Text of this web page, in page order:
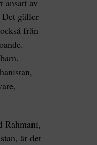
ansatt av
gäller
från
Rahmani,
är det